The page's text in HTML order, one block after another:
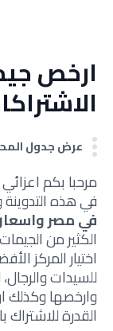
ارخص
عرض جدول
مرحبا بكم
في هذه
في مصر
الكثير من
اختيار المركز
للسيدات
وارخصها وكذلك
القدرة